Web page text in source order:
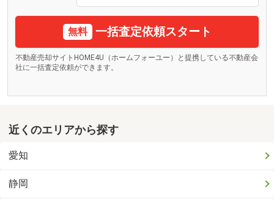
無料 一括査定依頼スタート
不動産売却サイトHOME4U（ホームフォーユー）と提携している不動産会
社に一括査定依頼ができます。
近くのエリアから探す
愛知
静岡